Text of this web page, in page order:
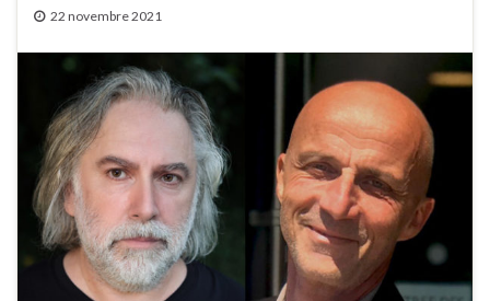
22 novembre 2021